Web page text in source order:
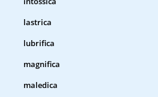
lastrica
lubrifica
magnifica
maledica